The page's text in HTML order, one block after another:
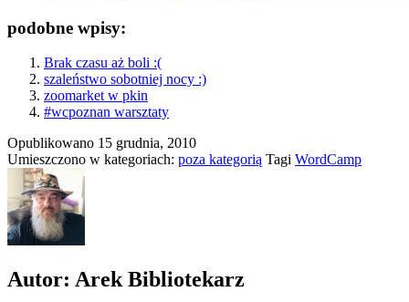
podobne wpisy:
Brak czasu aż boli :(
szaleństwo sobotniej nocy :)
zoomarket w pkin
#wcpoznan warsztaty
Opublikowano 15 grudnia, 2010
Umieszczono w kategoriach: poza kategorią Tagi WordCamp
Autor: Arek Bibliotekarz